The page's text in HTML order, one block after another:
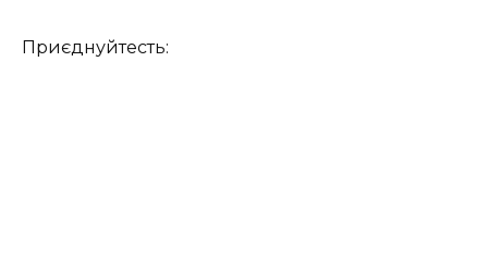
Приєднуйтесть: